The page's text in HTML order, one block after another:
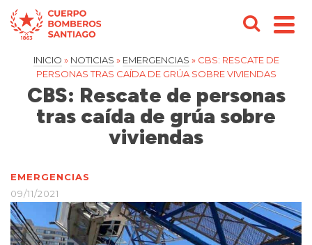
INICIO » NOTICIAS » EMERGENCIAS » CBS: RESCATE DE
PERSONAS TRAS CAÍDA DE GRÚA SOBRE VIVIENDAS
CBS: Rescate de personas
tras caída de grúa sobre
viviendas
EMERGENCIAS
09/11/2021